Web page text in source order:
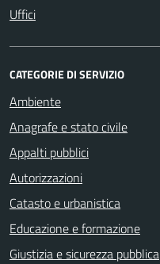
Uffici
CATEGORIE DI SERVIZIO
Ambiente
Anagrafe e stato civile
Appalti pubblici
Autorizzazioni
Catasto e urbanistica
Educazione e formazione
Giustizia e sicurezza pubblica